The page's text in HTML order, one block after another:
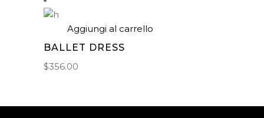
Aggiungi al carrello
BALLET DRESS
$356.00